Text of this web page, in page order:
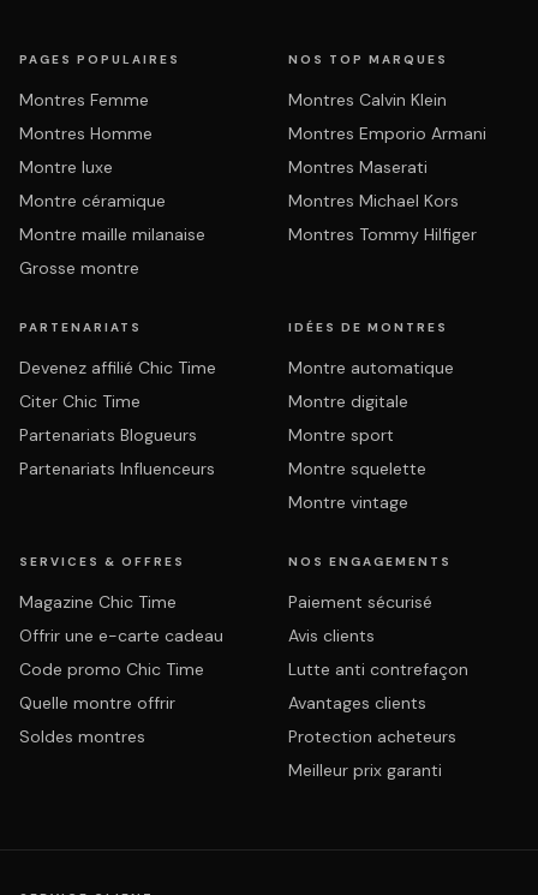
PAGES POPULAIRES
Montres Femme
Montres Homme
Montre luxe
Montre céramique
Montre maille milanaise
Grosse montre
NOS TOP MARQUES
Montres Calvin Klein
Montres Emporio Armani
Montres Maserati
Montres Michael Kors
Montres Tommy Hilfiger
PARTENARIATS
Devenez affilié Chic Time
Citer Chic Time
Partenariats Blogueurs
Partenariats Influenceurs
IDÉES DE MONTRES
Montre automatique
Montre digitale
Montre sport
Montre squelette
Montre vintage
SERVICES & OFFRES
Magazine Chic Time
Offrir une e-carte cadeau
Code promo Chic Time
Quelle montre offrir
Soldes montres
NOS ENGAGEMENTS
Paiement sécurisé
Avis clients
Lutte anti contrefaçon
Avantages clients
Protection acheteurs
Meilleur prix garanti